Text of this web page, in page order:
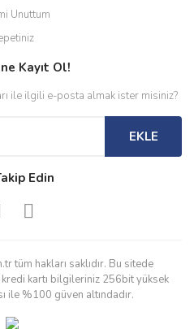
Unuttum
Kayıt Ol!
ile ilgili e-posta almak ister misiniz?
EKLE
Edin
tüm hakları saklıdır. Bu sitede
kredi kartı bilgileriniz 256bit yüksek
ile %100 güven altındadır.